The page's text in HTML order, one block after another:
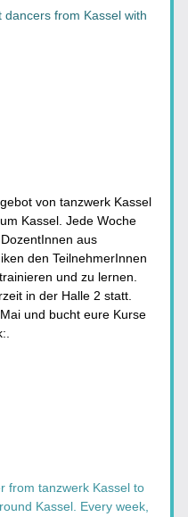
from Kassel with
von tanzwerk Kassel
Kassel. Jede Woche
aus
den TeilnehmerInnen
und zu lernen.
in der Halle 2 statt.
und bucht eure Kurse
from tanzwerk Kassel to
Kassel. Every week,